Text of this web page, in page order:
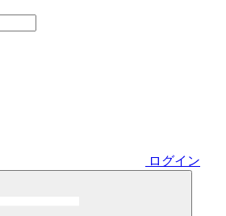
ログイン